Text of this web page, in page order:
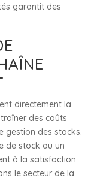
garantit des
directement la
des coûts
gestion des stocks.
de stock ou un
à la satisfaction
le secteur de la